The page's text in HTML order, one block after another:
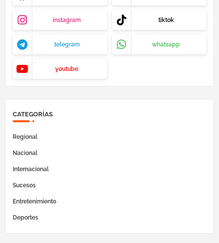
instagram tiktok
telegram whatsapp
youtube
CATEGORÍAS
Regional
Nacional
Internacional
Sucesos
Entretenimiento
Deportes